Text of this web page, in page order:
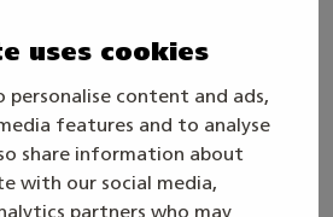
uses cookies
personalise content and ads,
features and to analyse
share information about
with our social media,
partners who may
schema
Helsingfors 10-13.5.2027 som en
Skills Games, som